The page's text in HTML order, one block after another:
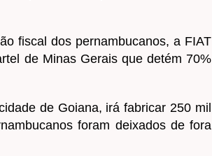
fiscal dos pernambucanos, a FIAT
de Minas Gerais que detém 70%
de Goiana, irá fabricar 250 mil
foram deixados de fora